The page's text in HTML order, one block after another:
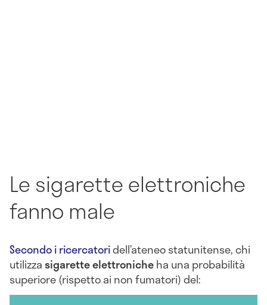
Le sigarette elettroniche
fanno male
Secondo i ricercatoridell’ateneo statunitense, chi
utilizzasigarette elettronicheha una probabilità
superiore (rispetto ai non fumatori) del: